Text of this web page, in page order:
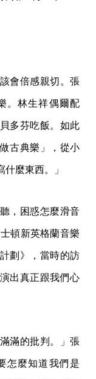
會倍感親切。張
。林生祥偶爾配
多芬吃飯。如此
古典樂」，從小
麼東西。」
，困惑怎麼滑音
頓新英格蘭音樂
劃》，當時的訪
出真正跟我們心
滿的批判。」張
怎麼知道我們是